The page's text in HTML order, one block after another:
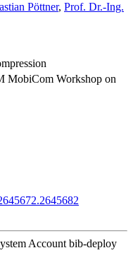
Pöttner, Prof. Dr.-Ing.
MobiCom Workshop on
Account bib-deploy